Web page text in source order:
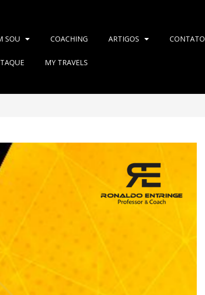
SOU COACHING ARTIGOS CONTATO
MY TRAVELS